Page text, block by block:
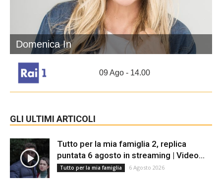
Domenica In
09 Ago - 14.00
GLI ULTIMI ARTICOLI
Tutto per la mia famiglia 2, replica
puntata 6 agosto in streaming | Video...
Tutto per la mia famiglia 6 Agosto 2026